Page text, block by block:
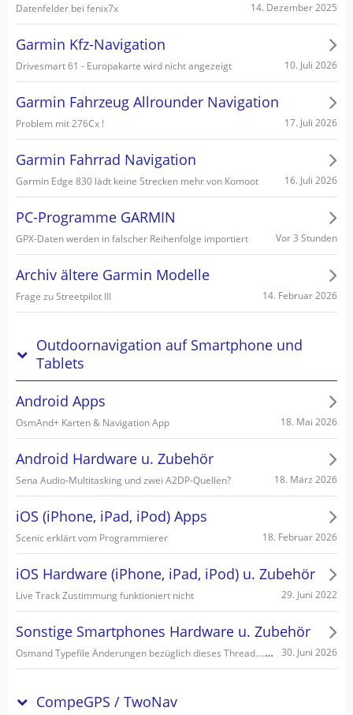
Datenfelder bei fenix7x 14. Dezember 2025
Garmin Kfz-Navigation
Drivesmart 61 - Europakarte wird nicht angezeigt 10. Juli 2026
Garmin Fahrzeug Allrounder Navigation
Problem mit 276Cx ! 17. Juli 2026
Garmin Fahrrad Navigation
Garmin Edge 830 lädt keine Strecken mehr von Komoot 16. Juli 2026
PC-Programme GARMIN
GPX-Daten werden in falscher Reihenfolge importiert Vor 3 Stunden
Archiv ältere Garmin Modelle
Frage zu Streetpilot III 14. Februar 2026
Outdoornavigation auf Smartphone und
Tablets
Android Apps
OsmAnd+ Karten & Navigation App 18. Mai 2026
Android Hardware u. Zubehör
Sena Audio-Multitasking und zwei A2DP-Quellen? 18. März 2026
iOS (iPhone, iPad, iPod) Apps
Scenic erklärt vom Programmierer 18. Februar 2026
iOS Hardware (iPhone, iPad, iPod) u. Zubehör
Live Track Zustimmung funktioniert nicht 29. Juni 2022
Sonstige Smartphones Hardware u. Zubehör
Osmand Typefile Änderungen bezüglich dieses Thread....., mögliche Fehlerquelle warum es nicht gehen kann... 30. Juni 2026
CompeGPS / TwoNav